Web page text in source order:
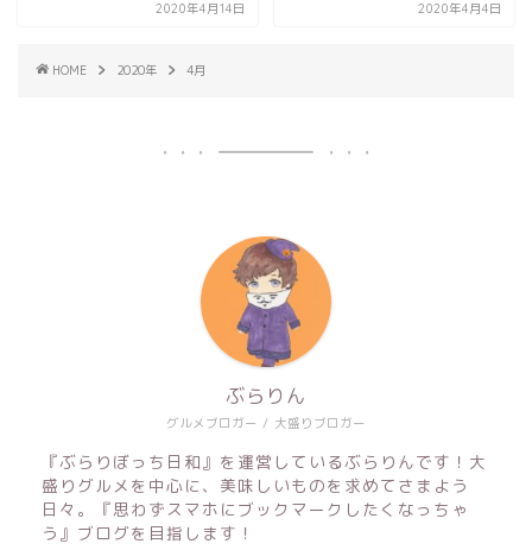
2020年4月14日 2020年4月4日
HOME 2020年 4月
グルメブロガー / 大盛りブロガー
ぶらりん
『ぶらりぼっち日和』を運営しているぶらりんです！大
盛りグルメを中心に、美味しいものを求めてさまよう
日々。『思わずスマホにブックマークしたくなっちゃ
う』ブログを目指します！